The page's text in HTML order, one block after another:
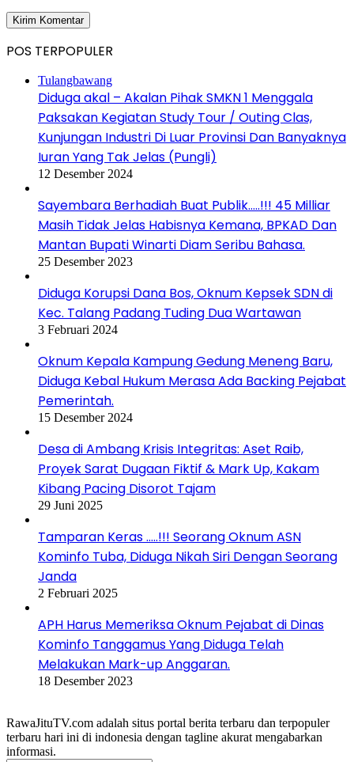
POS TERPOPULER
Tulangbawang
Diduga akal – Akalan Pihak SMKN 1 Menggala
Paksakan Kegiatan Study Tour / Outing Clas,
Kunjungan Industri Di Luar Provinsi Dan Banyaknya
Iuran Yang Tak Jelas (Pungli)
12 Desember 2024
Sayembara Berhadiah Buat Publik…..!!! 45 Milliar
Masih Tidak Jelas Habisnya Kemana, BPKAD Dan
Mantan Bupati Winarti Diam Seribu Bahasa.
25 Desember 2023
Diduga Korupsi Dana Bos, Oknum Kepsek SDN di
Kec. Talang Padang Tuding Dua Wartawan
3 Februari 2024
Oknum Kepala Kampung Gedung Meneng Baru,
Diduga Kebal Hukum Merasa Ada Backing Pejabat
Pemerintah.
15 Desember 2024
Desa di Ambang Krisis Integritas: Aset Raib,
Proyek Sarat Dugaan Fiktif & Mark Up, Kakam
Kibang Pacing Disorot Tajam
29 Juni 2025
Tamparan Keras …..!!! Seorang Oknum ASN
Kominfo Tuba, Diduga Nikah Siri Dengan Seorang
Janda
2 Februari 2025
APH Harus Memeriksa Oknum Pejabat di Dinas
Kominfo Tanggamus Yang Diduga Telah
Melakukan Mark-up Anggaran.
18 Desember 2023
RawaJituTV.com adalah situs portal berita terbaru dan terpopuler
terbaru hari ini di indonesia dengan tagline akurat mengabarkan
informasi.